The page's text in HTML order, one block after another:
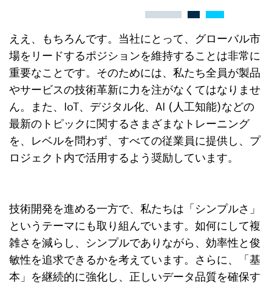
ええ、もちろんです。当社にとって、グローバル市
場をリードするポジションを維持することは非常に
重要なことです。そのためには、私たち全員が製品
やサービスの技術革新に力を注がなくてはなりませ
ん。また、IoT、デジタル化、AI (人工知能)などの
最新のトピックに関するさまざまなトレーニング
を、レベルを問わず、すべての従業員に提供し、プ
ロジェクト内で活用するよう奨励しています。
技術開発を進める一方で、私たちは「シンプルさ」
というテーマにも取り組んでいます。如何にして複
雑さを減らし、シンプルでありながら、効率性と俊
敏性を追求できるかを考えています。さらに、「基
本」を継続的に強化し、正しいデータ品質を確保す